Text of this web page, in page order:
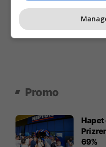
Promo
Hapet
69%